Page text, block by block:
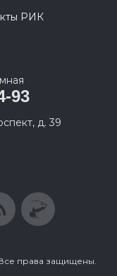
РИК
93
д. 39
права защищены.